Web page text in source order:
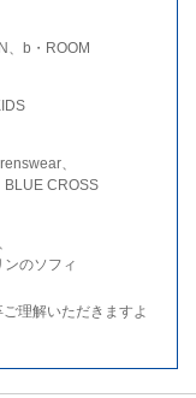
、b・ROOM
、
BLUE CROSS
のソフィ
理解いただきますよ